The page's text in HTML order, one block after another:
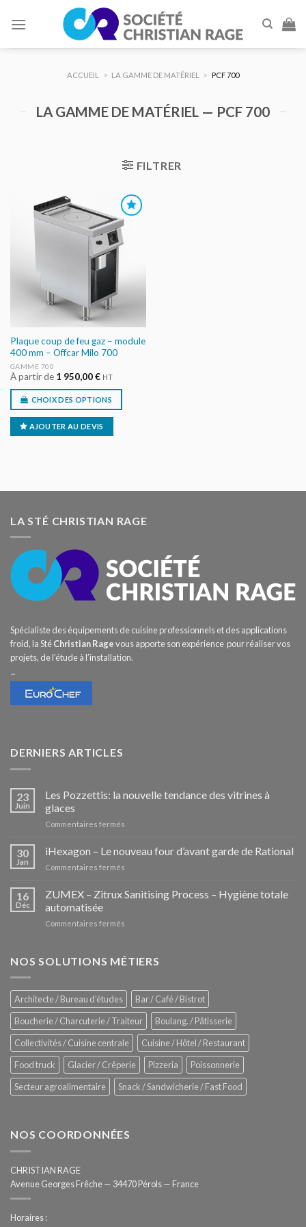
ACCUEIL > LA GAMME DE MATÉRIEL > PCF 700
LA GAMME DE MATÉRIEL — PCF 700
FILTRER
AJOUTER
AU DEVIS
Plaque coup de feu gaz – module
400 mm – Offcar Milo 700
GAMME 700
À partir de 1 950,00€ HT
CHOIX DES OPTIONS
AJOUTER AU DEVIS
LA STÉ CHRISTIAN RAGE
Spécialiste des équipements de cuisine professionnels et des applications
froid, la StéChristian Ragevous apporte son expérience pour réaliser vos
projets, de l’étude à l’installation.
–
DERNIERS ARTICLES
23
Juin
Les Pozzettis: la nouvelle tendance des vitrines à
glaces
Commentaires fermés
Pozzettis:
la
des
30
Jan
iHexagon – Le nouveau four d’avant garde de Rational
Commentaires fermés
–
Le
de
16
Déc
ZUMEX – Zitrux Sanitising Process – Hygiène totale
automatisée
Commentaires fermés
Zitrux
–
Hygiène
totale
automatisée
NOS SOLUTIONS MÉTIERS
Architecte / Bureau d'études
Bar / Café / Bistrot
Boucherie / Charcuterie / Traiteur
Boulang. / Pâtisserie
Collectivités / Cuisine centrale
Cuisine / Hôtel / Restaurant
Food truck
Glacier / Crêperie Pizzeria
Poissonnerie
Secteur agroalimentaire
Snack / Sandwicherie / Fast Food
NOS COORDONNÉES
CHRISTIAN RAGE
Avenue Georges Frêche — 34470 Pérols — France
Horaires :